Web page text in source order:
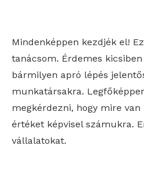
Mindenképpen kezdjék el!
tanácsom. Érdemes
bármilyen apró lépés
munkatársakra.
megkérdezni, hogy mire
értéket képvisel számukra.
vállalatokat.